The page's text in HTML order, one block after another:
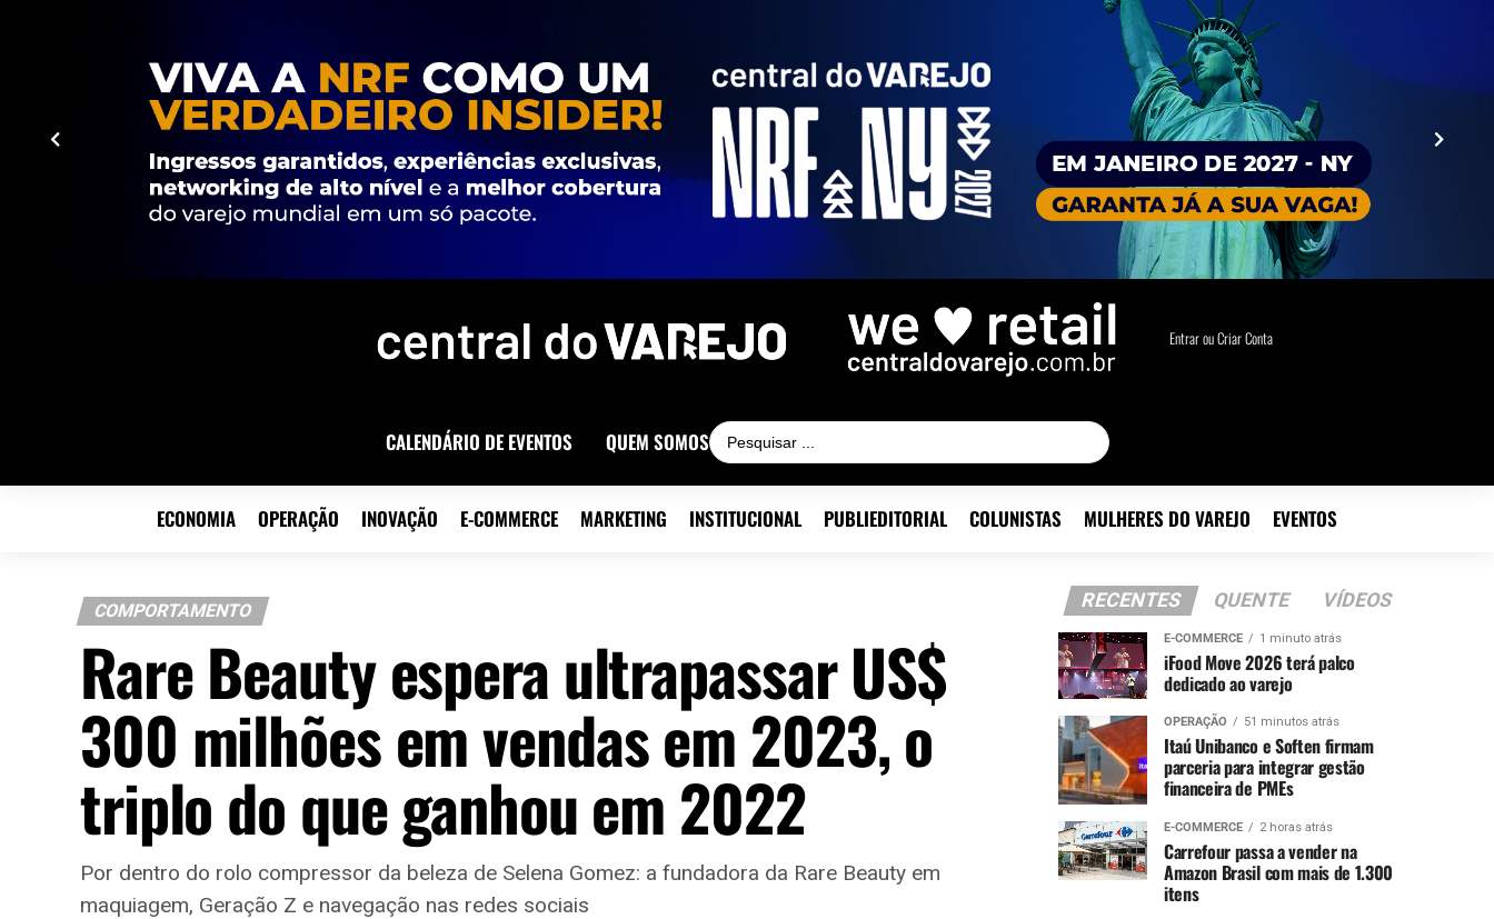
Entrar ou Criar Conta
CALENDÁRIO DE EVENTOS QUEM SOMOS
ECONOMIA OPERAÇÃO INOVAÇÃO E-COMMERCE MARKETING INSTITUCIONAL PUBLIEDITORIAL COLUNISTAS MULHERES DO VAREJO EVENTOS
COMPORTAMENTO
Rare Beauty espera ultrapassar US$
300 milhões em vendas em 2023, o
triplo do que ganhou em 2022
Por dentro do rolo compressor da beleza de Selena Gomez: a fundadora da Rare Beauty em
maquiagem, Geração Z e navegação nas redes sociais
RECENTES QUENTE VÍDEOS
E-COMMERCE 1 minuto atrás
iFood Move 2026 terá palco
dedicado ao varejo
OPERAÇÃO 51 minutos atrás
Itaú Unibanco e Soften firmam
parceria para integrar gestão
financeira de PMEs
E-COMMERCE 2 horas atrás
Carrefour passa a vender na
Amazon Brasil com mais de 1.300
itens